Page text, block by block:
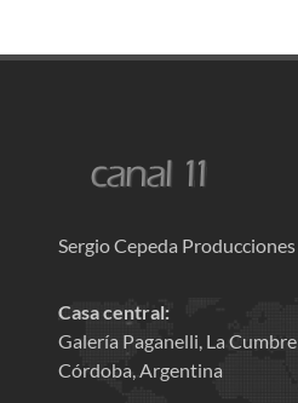
Sergio Cepeda Producciones
Casa central:
Galería Paganelli, La Cumbre
Córdoba, Argentina